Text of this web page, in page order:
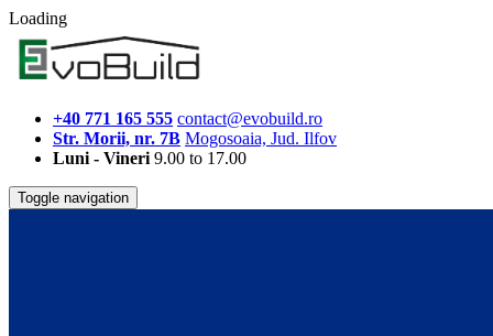
Loading
+40 771 165 555 contact@evobuild.ro
Str. Morii, nr. 7B Mogosoaia, Jud. Ilfov
Luni - Vineri 9.00 to 17.00
Toggle navigation